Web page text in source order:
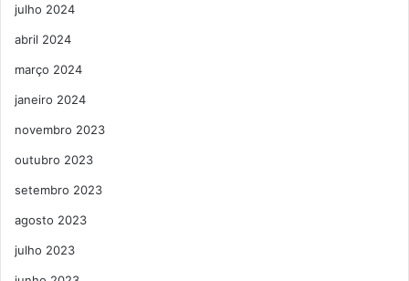
julho 2024
abril 2024
março 2024
janeiro 2024
novembro 2023
outubro 2023
setembro 2023
agosto 2023
julho 2023